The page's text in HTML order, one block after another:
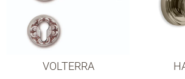
VOLTERRA